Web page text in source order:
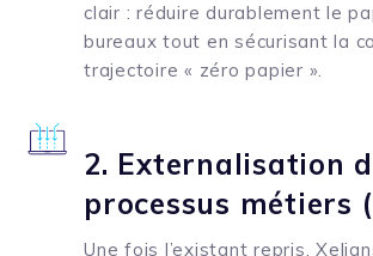
clair : réduire durablement le
bureaux tout en sécurisant la
trajectoire « zéro papier ».
2. Externalisation
processus métiers
Une fois l’existant repris,